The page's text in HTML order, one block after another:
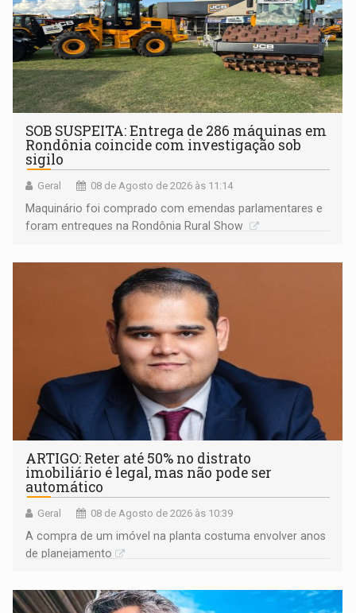
SOB SUSPEITA: Entrega de 286 máquinas em
Rondônia coincide com investigação sob
sigilo
Geral 08 de Agosto de 2026 às 11:14
Maquinário foi comprado com emendas parlamentares e
foram entregues na Rondônia Rural Show
ARTIGO: Reter até 50% no distrato
imobiliário é legal, mas não pode ser
automático
Geral 08 de Agosto de 2026 às 10:39
A compra de um imóvel na planta costuma envolver anos
de planejamento